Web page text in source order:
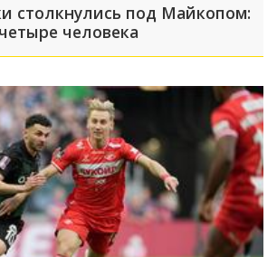
столкнулись под Майкопом:
человека